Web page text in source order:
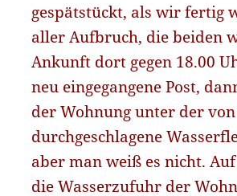
gespätstückt, als wir fertig
aller Aufbruch, die beiden
Ankunft dort gegen 18.00
neu eingegangene Post,
der Wohnung unter der
durchgeschlagene
aber man weiß es nicht.
die Wasserzufuhr der